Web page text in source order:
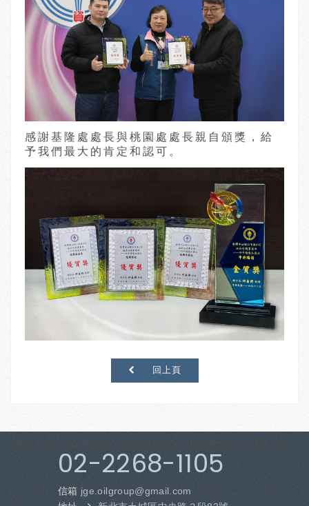
感謝基隆處處長與桃園處處長親自頒獎，給
予我們最大的肯定和認可。
回上頁
02-2268-1105
信箱 jge.oilgroup@gmail.com